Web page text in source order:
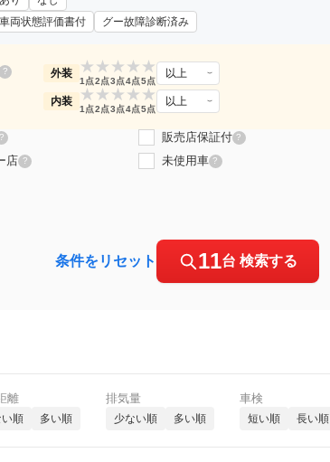
車両状態評価書付 グー故障診断済み
? 外装 ★
1点
★
2点
★
3点
★
4点
★
5点
以上
内装 ★
1点
★
2点
★
3点
★
4点
★
5点
以上
? 販売店保証付 ?
店 ? 未使用車 ?
条件をリセット 11台 検索する
離
い順 多い順
排気量
少ない順 多い順
車検
短い順 長い順